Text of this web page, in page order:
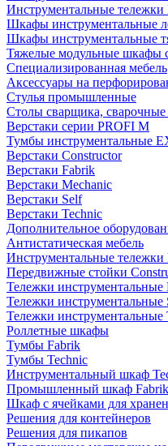
Инструментальные
Шкафы инструментальные
Шкафы инструментальные
Тяжелые модульные шкафы
Cпециализированная мебель
Аксессуары на
Стулья промышленные
Столы сварщика,
Верстаки серии PROFI M
Тумбы инструментальные
Верстаки Constructor
Верстаки Fabrik
Верстаки Mechanic
Верстаки Self
Верстаки Technic
Дополнительное
Антистатическая мебель
Инструментальные тележки
Передвижные стойки
Тележки инструментальные
Тележки инструментальные
Тележки инструментальные
Роллетные шкафы
Тумбы Fabrik
Тумбы Technic
Инструментальный шкаф
Промышленный шкаф Fabrik
Шкаф с ячейками для
Решения для контейнеров
Решения для пикапов